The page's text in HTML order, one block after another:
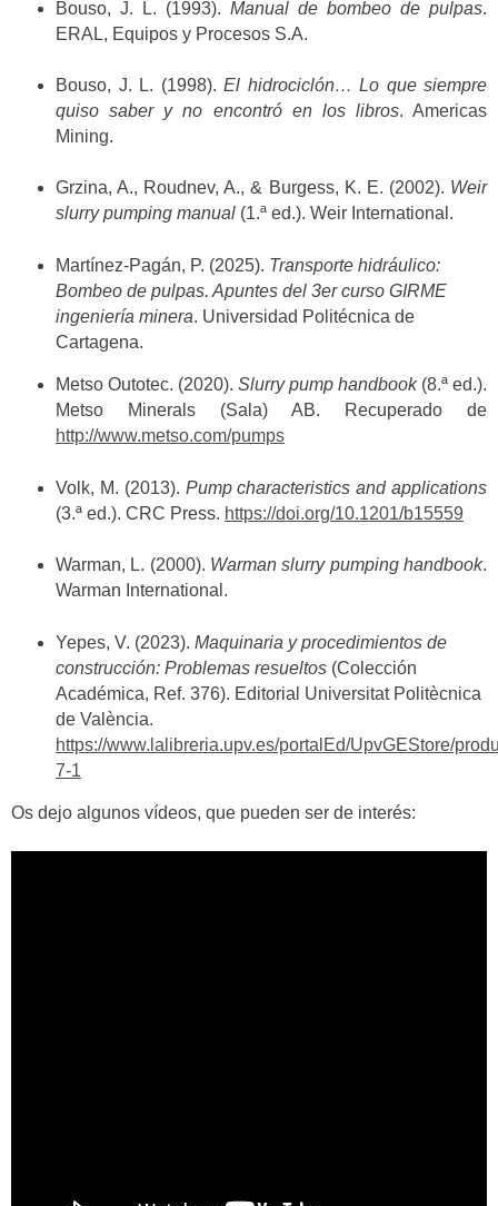
Bouso, J. L. (1993). Manual de bombeo de pulpas.
ERAL, Equipos y Procesos S.A.
Bouso, J. L. (1998). El hidrociclón… Lo que siempre
quiso saber y no encontró en los libros. Americas
Mining.
Grzina, A., Roudnev, A., & Burgess, K. E. (2002). Weir
slurry pumping manual (1.ª ed.). Weir International.
Martínez-Pagán, P. (2025). Transporte hidráulico:
Bombeo de pulpas. Apuntes del 3er curso GIRME
ingeniería minera. Universidad Politécnica de
Cartagena.
Metso Outotec. (2020). Slurry pump handbook(8.ª ed.).
Metso Minerals (Sala) AB. Recuperado de
http://www.metso.com/pumps
Volk, M. (2013). Pump characteristics and applications
(3.ª ed.). CRC Press. https://doi.org/10.1201/b15559
Warman, L. (2000). Warman slurry pumping handbook.
Warman International.
Yepes, V. (2023). Maquinaria y procedimientos de
construcción: Problemas resueltos (Colección
Académica, Ref. 376). Editorial Universitat Politècnica
de València.
https://www.lalibreria.upv.es/portalEd/UpvGEStore/
7-1
Os dejo algunos vídeos, que pueden ser de interés: